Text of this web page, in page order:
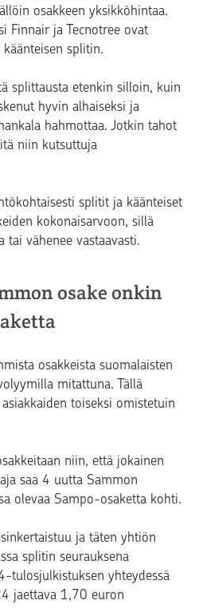
osakkeen yksikköhintaa.
Finnair ja Tecnotree ovat
splitin.
splittausta etenkin silloin, kuin
hyvin alhaiseksi ja
hahmottaa. Jotkin tahot
niin kutsuttuja
splitit ja käänteiset
kokonaisarvoon, sillä
tai vähenee vastaavasti.
osake onkin
osakkeista suomalaisten
mitattuna. Tällä
toiseksi omistetuin
niin, että jokainen
saa 4 uutta Sammon
olevaa Sampo-osaketta kohti.
ja täten yhtiön
splitin seurauksena
tulosjulkistuksen yhteydessä
jaettava 1,70 euron